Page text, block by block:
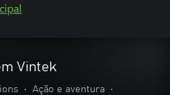
Vintek
• Ação e aventura
•